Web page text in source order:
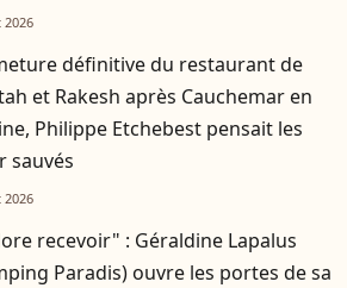
2026
définitive du restaurant de
et Rakesh après Cauchemar en
Philippe Etchebest pensait les
sauvés
2026
recevoir" : Géraldine Lapalus
Paradis) ouvre les portes de sa